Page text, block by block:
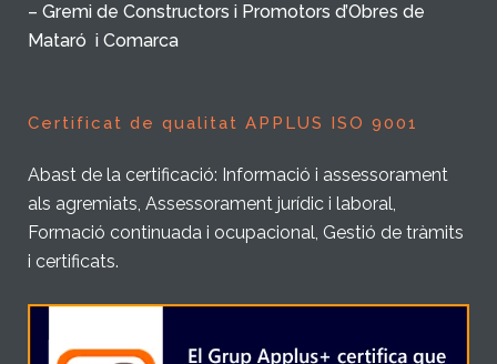
– Gremi de Constructors i Promotors d’Obres de
Mataró i Comarca
Certificat de qualitat APPLUS ISO 9001
Abast de la certificació: Informació i assessorament
als agremiats, Assessorament jurídic i laboral,
Formació continuada i ocupacional, Gestió de tràmits
i certificats.